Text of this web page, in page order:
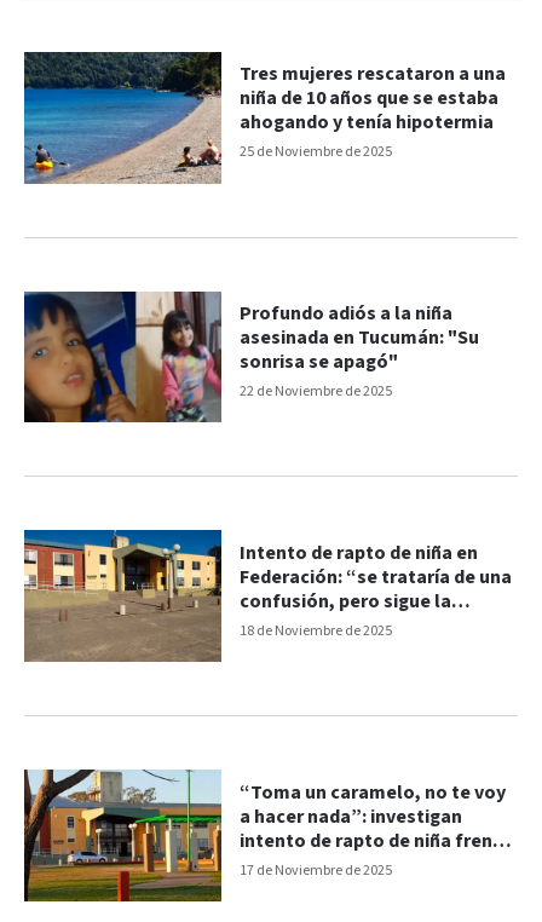
25 de Noviembre de 2025
Tres mujeres rescataron a una
niña de 10 años que se estaba
ahogando y tenía hipotermia
22 de Noviembre de 2025
Profundo adiós a la niña
asesinada en Tucumán: "Su
sonrisa se apagó"
18 de Noviembre de 2025
Intento de rapto de niña en
Federación: “se trataría de una
confusión, pero sigue la
investigación”, afirmó la
17 de Noviembre de 2025
“Toma un caramelo, no te voy
a hacer nada”: investigan
intento de rapto de niña frente
a escuela de Federación